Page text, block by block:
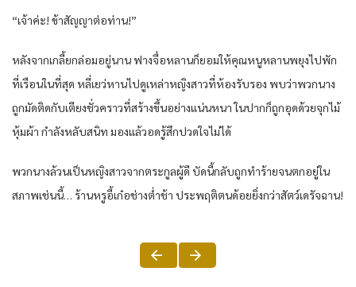
“เจ้าค่ะ! ข้าสัญญาต่อท่าน!”
หลังจากเกลี้ยกล่อมอยู่นาน ฟางจื่อหลานก็ยอมให้คุณหนูหลานพยุงไปพัก
ที่เรือนในที่สุด หลี่เยว่หานไปดูเหล่าหญิงสาวที่ห้องรับรอง พบว่าพวกนาง
ถูกมัดติดกับเตียงชั่วคราวที่สร้างขึ้นอย่างแน่นหนา ในปากก็ถูกอุดด้วยจุกไม้
หุ้มผ้า กำลังหลับสนิท มองแล้วอดรู้สึกปวดใจไม่ได้
พวกนางล้วนเป็นหญิงสาวจากตระกูลผู้ดี บัดนี้กลับถูกทำร้ายจนตกอยู่ใน
สภาพเช่นนี้… ร้านหรูอี้เก๋อช่างต่ำช้า ประพฤติตนด้อยยิ่งกว่าสัตว์เดรัจฉาน!